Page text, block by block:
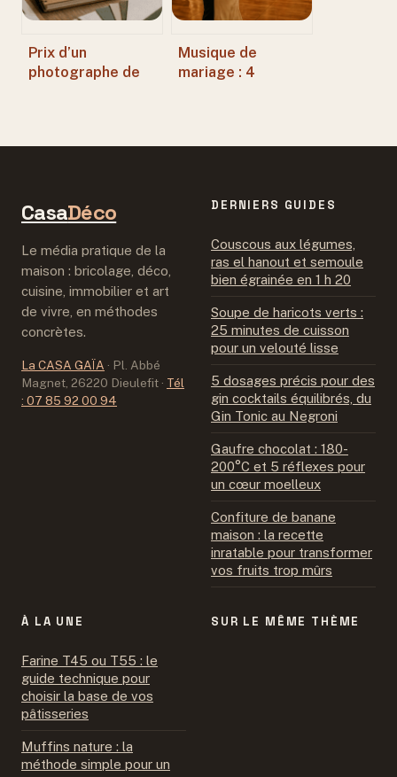
Prix d’un
photographe de
devis et maîtriser
Musique de
mariage : 4
souvenir
CasaDéco
Le média pratique de la
maison : bricolage, déco,
cuisine, immobilier et art
de vivre, en méthodes
concrètes.
La CASA GAÏA · Pl. Abbé
Magnet, 26220 Dieulefit · Tél
: 07 85 92 00 94
DERNIERS GUIDES
Couscous aux légumes,
ras el hanout et semoule
bien égrainée en 1 h 20
Soupe de haricots verts :
25 minutes de cuisson
pour un velouté lisse
5 dosages précis pour des
gin cocktails équilibrés, du
Gin Tonic au Negroni
Gaufre chocolat : 180-
200°C et 5 réflexes pour
un cœur moelleux
Confiture de banane
maison : la recette
inratable pour transformer
vos fruits trop mûrs
À LA UNE
Farine T45 ou T55 : le
guide technique pour
choisir la base de vos
pâtisseries
Muffins nature : la
méthode simple pour un
SUR LE MÊME THÈME